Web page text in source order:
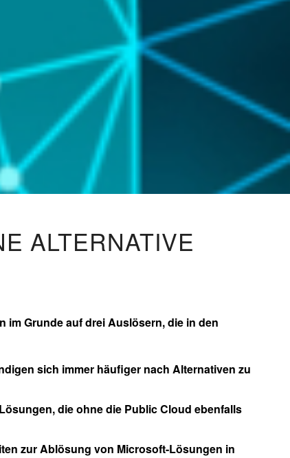
ALTERNATIVE
im Grunde auf drei Auslösern, die in den
sich immer häufiger nach Alternativen zu
die ohne die Public Cloud ebenfalls
zur Ablösung von Microsoft-Lösungen in